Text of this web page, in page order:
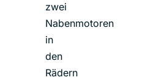
zwei
Nabenmotoren
in
den
Rädern